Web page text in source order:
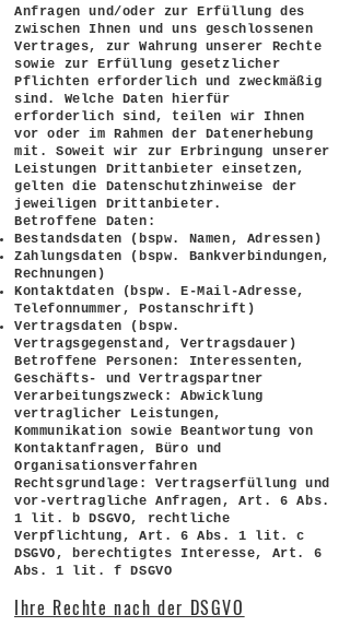
Anfragen und/oder zur Erfüllung des
zwischen Ihnen und uns geschlossenen
Vertrages, zur Wahrung unserer Rechte
sowie zur Erfüllung gesetzlicher
Pflichten erforderlich und zweckmäßig
sind. Welche Daten hierfür
erforderlich sind, teilen wir Ihnen
vor oder im Rahmen der Datenerhebung
mit. Soweit wir zur Erbringung unserer
Leistungen Drittanbieter einsetzen,
gelten die Datenschutzhinweise der
jeweiligen Drittanbieter.
Betroffene Daten:
Bestandsdaten (bspw. Namen, Adressen)
Zahlungsdaten (bspw. Bankverbindungen,
Rechnungen)
Kontaktdaten (bspw. E-Mail-Adresse,
Telefonnummer, Postanschrift)
Vertragsdaten (bspw.
Vertragsgegenstand, Vertragsdauer)
Betroffene Personen: Interessenten,
Geschäfts- und Vertragspartner
Verarbeitungszweck: Abwicklung
vertraglicher Leistungen,
Kommunikation sowie Beantwortung von
Kontaktanfragen, Büro und
Organisationsverfahren
Rechtsgrundlage: Vertragserfüllung und
vor-vertragliche Anfragen, Art. 6 Abs.
1 lit. b DSGVO, rechtliche
Verpflichtung, Art. 6 Abs. 1 lit. c
DSGVO, berechtigtes Interesse, Art. 6
Abs. 1 lit. f DSGVO
Ihre Rechte nach der DSGVO